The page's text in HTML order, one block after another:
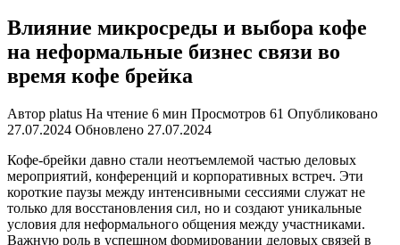
Влияние микросреды и выбора кофе
на неформальные бизнес связи во
время кофе брейка
Автор platus На чтение 6 мин Просмотров 61 Опубликовано
27.07.2024 Обновлено 27.07.2024
Кофе-брейки давно стали неотъемлемой частью деловых
мероприятий, конференций и корпоративных встреч. Эти
короткие паузы между интенсивными сессиями служат не
только для восстановления сил, но и создают уникальные
условия для неформального общения между участниками.
Важную роль в успешном формировании деловых связей в